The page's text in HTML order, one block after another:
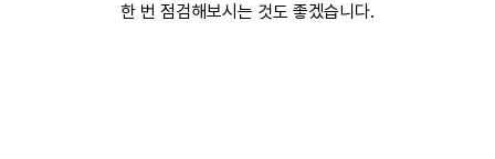
한 번 점검해보시는 것도 좋겠습니다.